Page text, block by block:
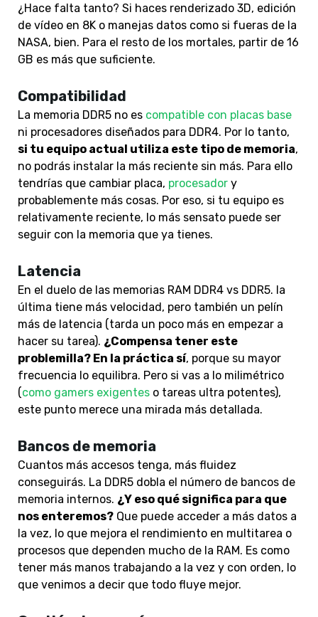
¿Hace falta tanto? Si haces renderizado 3D, edición
de vídeo en 8K o manejas datos como si fueras de la
NASA, bien. Para el resto de los mortales, partir de 16
GB es más que suficiente.
Compatibilidad
La memoria DDR5 no es compatible con placas base
ni procesadores diseñados para DDR4. Por lo tanto,
si tu equipo actual utiliza este tipo de memoria,
no podrás instalar la más reciente sin más. Para ello
tendrías que cambiar placa, procesador y
probablemente más cosas. Por eso, si tu equipo es
relativamente reciente, lo más sensato puede ser
seguir con la memoria que ya tienes.
Latencia
En el duelo de las memorias RAM DDR4 vs DDR5. la
última tiene más velocidad, pero también un pelín
más de latencia (tarda un poco más en empezar a
hacer su tarea). ¿Compensa tener este
problemilla? En la práctica sí, porque su mayor
frecuencia lo equilibra. Pero si vas a lo milimétrico
(como gamers exigentes o tareas ultra potentes),
este punto merece una mirada más detallada.
Bancos de memoria
Cuantos más accesos tenga, más fluidez
conseguirás. La DDR5 dobla el número de bancos de
memoria internos. ¿Y eso qué significa para que
nos enteremos? Que puede acceder a más datos a
la vez, lo que mejora el rendimiento en multitarea o
procesos que dependen mucho de la RAM. Es como
tener más manos trabajando a la vez y con orden, lo
que venimos a decir que todo fluye mejor.